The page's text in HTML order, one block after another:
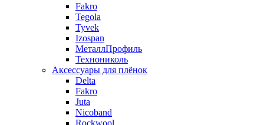
Fakro
Tegola
Tyvek
Izospan
МеталлПрофиль
Технониколь
Аксессуары для плёнок
Delta
Fakro
Juta
Nicoband
Rockwool